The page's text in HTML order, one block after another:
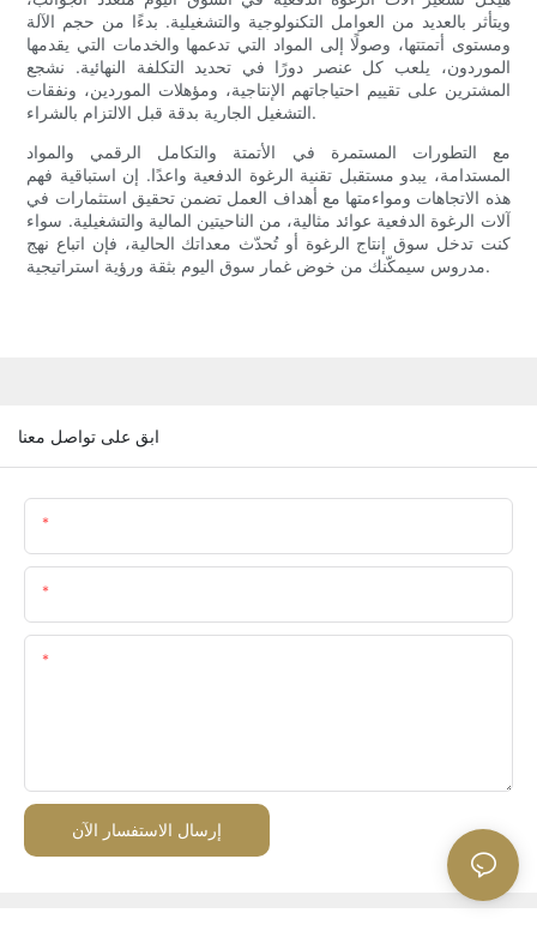
ويتأثر بالعديد من العوامل التكنولوجية والتشغيلية. بدءًا من حجم الآلة
ومستوى أتمتتها، وصولًا إلى المواد التي تدعمها والخدمات التي يقدمها
الموردون، يلعب كل عنصر دورًا في تحديد التكلفة النهائية. نشجع
المشترين على تقييم احتياجاتهم الإنتاجية، ومؤهلات الموردين، ونفقات
التشغيل الجارية بدقة قبل الالتزام بالشراء.
مع التطورات المستمرة في الأتمتة والتكامل الرقمي والمواد
المستدامة، يبدو مستقبل تقنية الرغوة الدفعية واعدًا. إن استباقية فهم
هذه الاتجاهات ومواءمتها مع أهداف العمل تضمن تحقيق استثمارات في
آلات الرغوة الدفعية عوائد مثالية، من الناحيتين المالية والتشغيلية. سواء
كنت تدخل سوق إنتاج الرغوة أو تُحدّث معداتك الحالية، فإن اتباع نهج
مدروس سيمكّنك من خوض غمار سوق اليوم بثقة ورؤية استراتيجية.
ابق على تواصل معنا
إرسال الاستفسار الآن